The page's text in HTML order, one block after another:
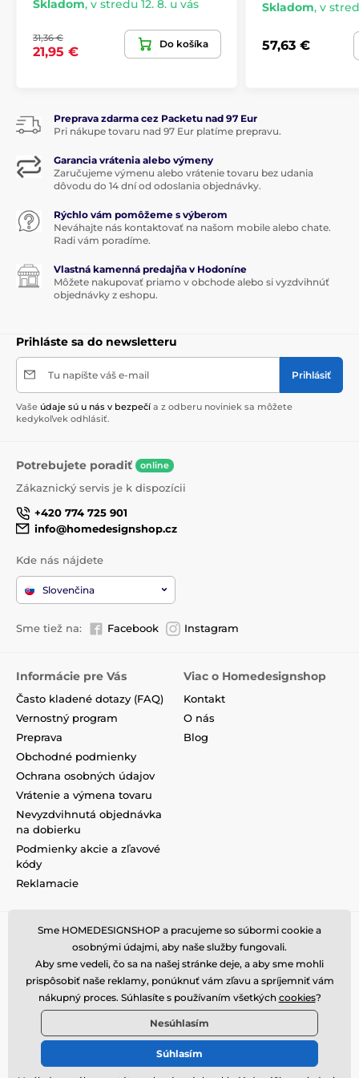
Produkt je zaradený v kategóriách
Skladom, v stredu 12. 8. u vás
31,36 €
21,95 €
Do košíka
Skladom, v
57,63 €
Preprava zdarma cez Packetu nad 97 Eur
Pri nákupe tovaru nad 97 Eur platíme prepravu.
Garancia vrátenia alebo výmeny
Zaručujeme výmenu alebo vrátenie tovaru bez udania
dôvodu do 14 dní od odoslania objednávky.
Rýchlo vám pomôžeme s výberom
Neváhajte nás kontaktovať na našom mobile alebo chate.
Radi vám poradíme.
Vlastná kamenná predajňa v Hodoníne
Môžete nakupovať priamo v obchode alebo si vyzdvihnúť
objednávky z eshopu.
Prihláste sa do newsletteru
Tu napíšte váš e-mail Prihlásiť
Vaše údaje sú u nás v bezpečí a z odberu noviniek sa môžete
kedykoľvek odhlásiť.
Potrebujete poradiť online
Zákaznický servis je k dispozícii
+420 774 725 901
info@homedesignshop.cz
Kde nás nájdete
Slovenčina
Sme tiež na: Facebook Instagram
Informácie pre Vás
Často kladené dotazy (FAQ)
Vernostný program
Preprava
Obchodné podmienky
Ochrana osobných údajov
Vrátenie a výmena tovaru
Nevyzdvihnutá objednávka
na dobierku
Podmienky akcie a zľavové
kódy
Reklamacie
Viac o Homedesignshop
Kontakt
O nás
Blog
Sme HOMEDESIGNSHOP a pracujeme so súbormi cookie a
osobnými údajmi, aby naše služby fungovali.
Aby sme vedeli, čo sa na našej stránke deje, a aby sme mohli
prispôsobiť naše reklamy, ponúknuť vám zľavu a spríjemniť vám
nákupný proces. Súhlasíte s používaním všetkých cookies?
Nesúhlasím
Súhlasím